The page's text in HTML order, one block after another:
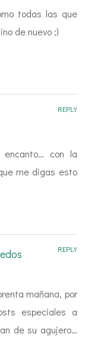
todas las que
de nuevo ;)
con la
me digas esto
REPLY
mañana, por
especiales a
de su agujero…
REPLY